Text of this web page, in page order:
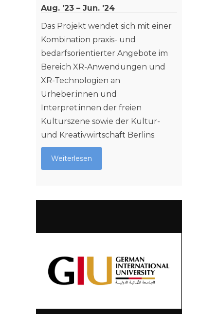
Aug. '23 – Jun. '24
Das Projekt wendet sich mit einer
Kombination praxis- und
bedarfsorientierter Angebote im
Bereich XR-Anwendungen und
XR-Technologien an
Urheber:innen und
Interpret:innen der freien
Kulturszene sowie der Kultur-
und Kreativwirtschaft Berlins.
Weiterlesen